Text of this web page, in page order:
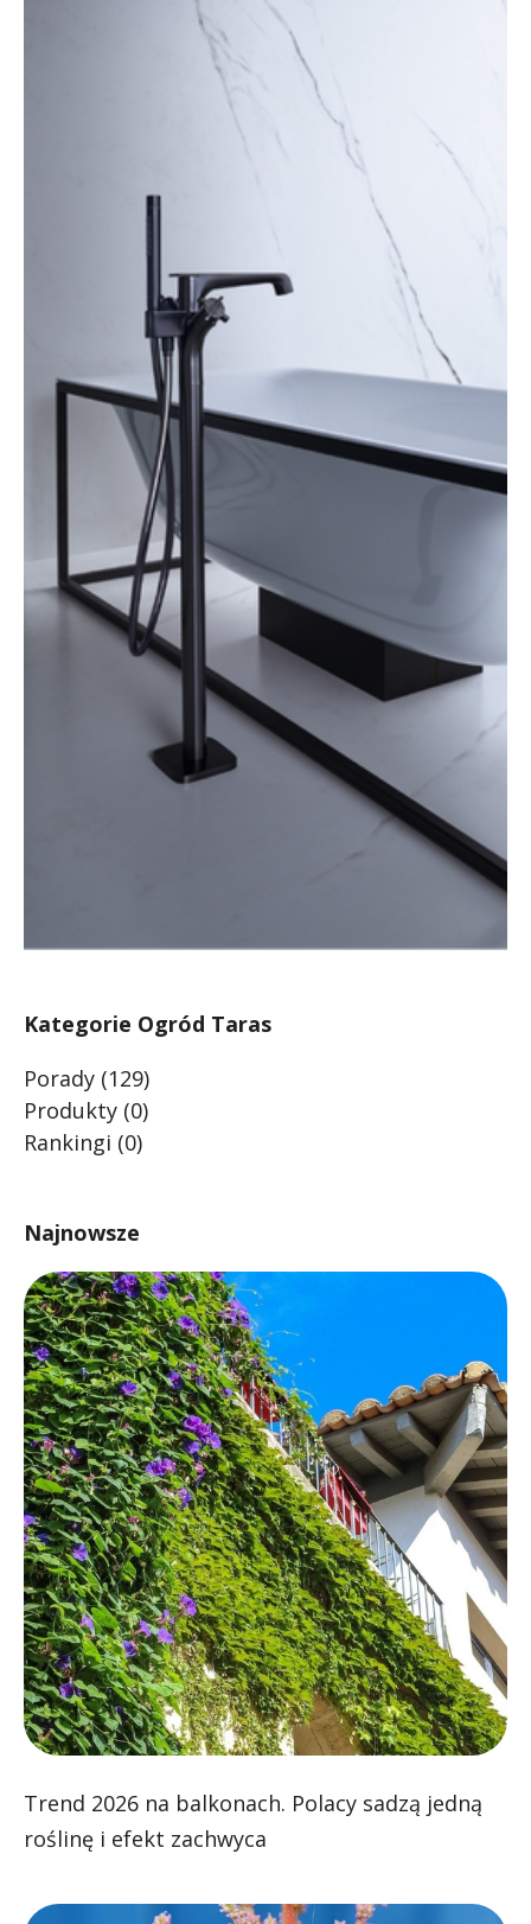
Kategorie Ogród Taras
Porady (129)
Produkty (0)
Rankingi (0)
Najnowsze
Trend 2026 na balkonach. Polacy sadzą jedną
roślinę i efekt zachwyca